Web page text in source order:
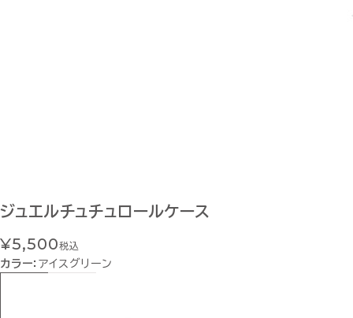
ジュエルチュチュロールケース
¥5,500税込
カラー：アイスグリーン